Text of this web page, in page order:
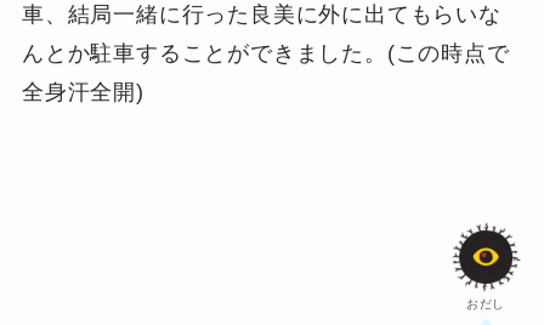
車、結局一緒に行った良美に外に出てもらいな
んとか駐車することができました。(この時点で
全身汗全開)
おだし